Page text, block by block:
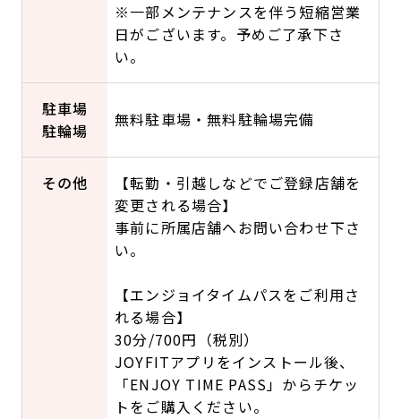
※一部メンテナンスを伴う短縮営業
日がございます。予めご了承下さ
い。
駐車場
駐輪場
無料駐車場・無料駐輪場完備
その他
【転勤・引越しなどでご登録店舗を
変更される場合】
事前に所属店舗へお問い合わせ下さ
い。
【エンジョイタイムパスをご利用さ
れる場合】
30分/700円（税別）
JOYFITアプリをインストール後、
「ENJOY TIME PASS」からチケッ
トをご購入ください。